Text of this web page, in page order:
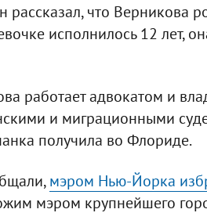
рассказал, что Верникова
исполнилось 12 лет,
работает адвокатом и
и миграционными
получила во Флориде.
мэром Нью-Йорка
мэром крупнейшего